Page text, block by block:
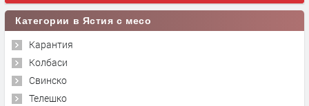
Категории в Ястия с месо
Карантия
Колбаси
Свинско
Телешко